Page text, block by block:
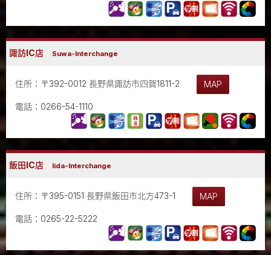
諏訪IC店 Suwa-Interchange
住所：〒392-0012 長野県諏訪市四賀1811-2 MAP
電話：0266-54-1110
飯田IC店 Iida-Interchange
住所：〒395-0151 長野県飯田市北方473-1 MAP
電話：0265-22-5222